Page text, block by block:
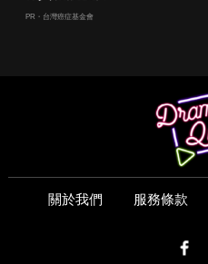
PR・台灣癌症基金會
關於我們 服務條款